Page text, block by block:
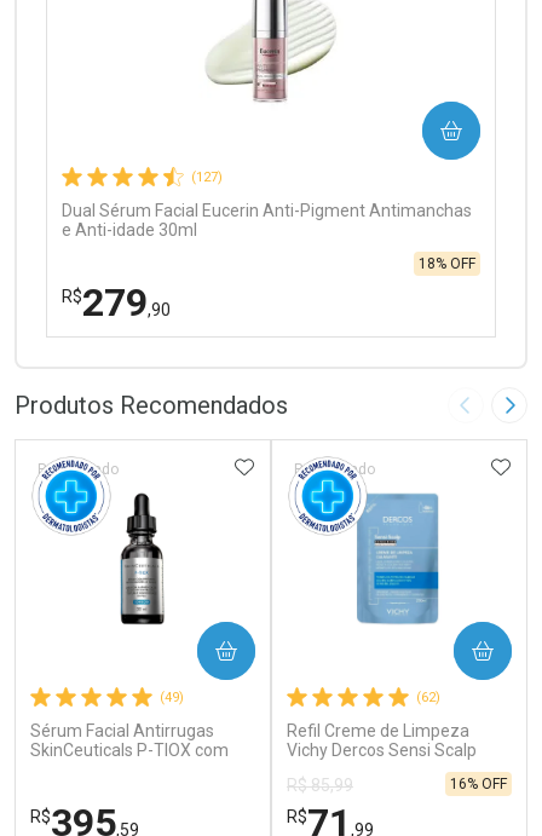
(127)
Dual Sérum Facial Eucerin Anti-Pigment Antimanchas
e Anti-idade 30ml
R$279,90
18% OFF
COMPRAR
Laboratório
Ativar Desconto
Comprar sem Desconto
Por Menos
Comprar sem Desconto
Produtos Recomendados Imagem
(49)
Sérum Facial Antirrugas
SkinCeuticals P-TIOX com
Patrocinado
R$395,59
ADICIONAR AOS FAVORITOS
COMPRAR
(62)
Refil Creme de Limpeza
Vichy Dercos Sensi Scalp
Patrocinado
R$ 85,99
R$71 ,99
16% OFF
COMPRAR